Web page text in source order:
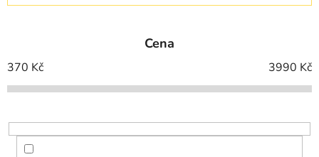
z
í
p
o
d
Cena
370 Kč 3990 Kč